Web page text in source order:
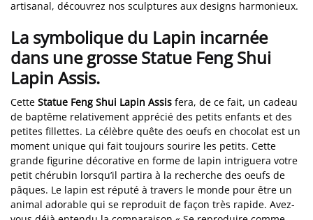
artisanal, découvrez nos sculptures aux designs harmonieux.
La symbolique du Lapin incarnée
dans une grosse Statue Feng Shui
Lapin Assis.
Cette Statue Feng Shui Lapin Assis fera, de ce fait, un cadeau
de baptême relativement apprécié des petits enfants et des
petites fillettes. La célèbre quête des oeufs en chocolat est un
moment unique qui fait toujours sourire les petits. Cette
grande figurine décorative en forme de lapin intriguera votre
petit chérubin lorsqu’il partira à la recherche des oeufs de
pâques. Le lapin est réputé à travers le monde pour être un
animal adorable qui se reproduit de façon très rapide. Avez-